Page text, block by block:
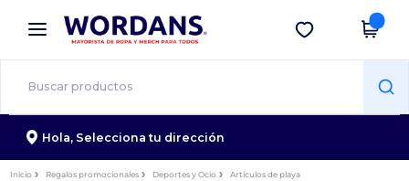
× App de Wordans
¡Mejores precios en app!
Descargar app
Hola, Selecciona tu dirección
Inicio Regalos promocionales Deportes y Ocio Artículos de playa